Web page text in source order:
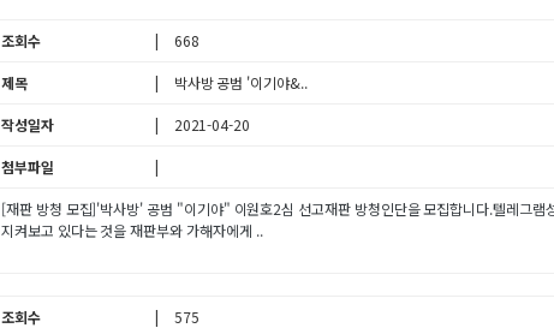
조회수 668
제목 박사방 공범 '이기야&..
작성일자 2021-04-20
첨부파일
[재판 방청 모집]'박사방' 공범 "이기야" 이원호2심 선고재판 방청인단을 모집합니다.텔레그
지켜보고 있다는 것을 재판부와 가해자에게 ..
조회수 575